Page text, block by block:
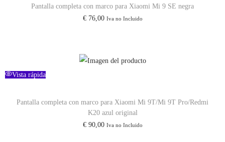
Pantalla completa con marco para Xiaomi Mi 9 SE negra
€76,00 Iva no Incluido
Vista rápida
Pantalla completa con marco para Xiaomi Mi 9T/Mi 9T Pro/Redmi
K20 azul original
€90,00 Iva no Incluido